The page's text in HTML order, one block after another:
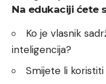
Na edukaciji ćete
Ko je vlasnik
inteligencija?
Smijete li